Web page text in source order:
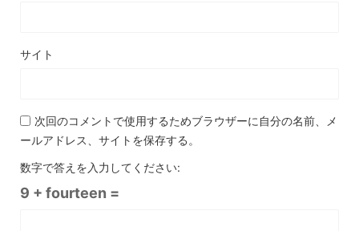
サイト
次回のコメントで使用するためブラウザーに自分の名前、メ
ールアドレス、サイトを保存する。
数字で答えを入力してください:
9 + fourteen =